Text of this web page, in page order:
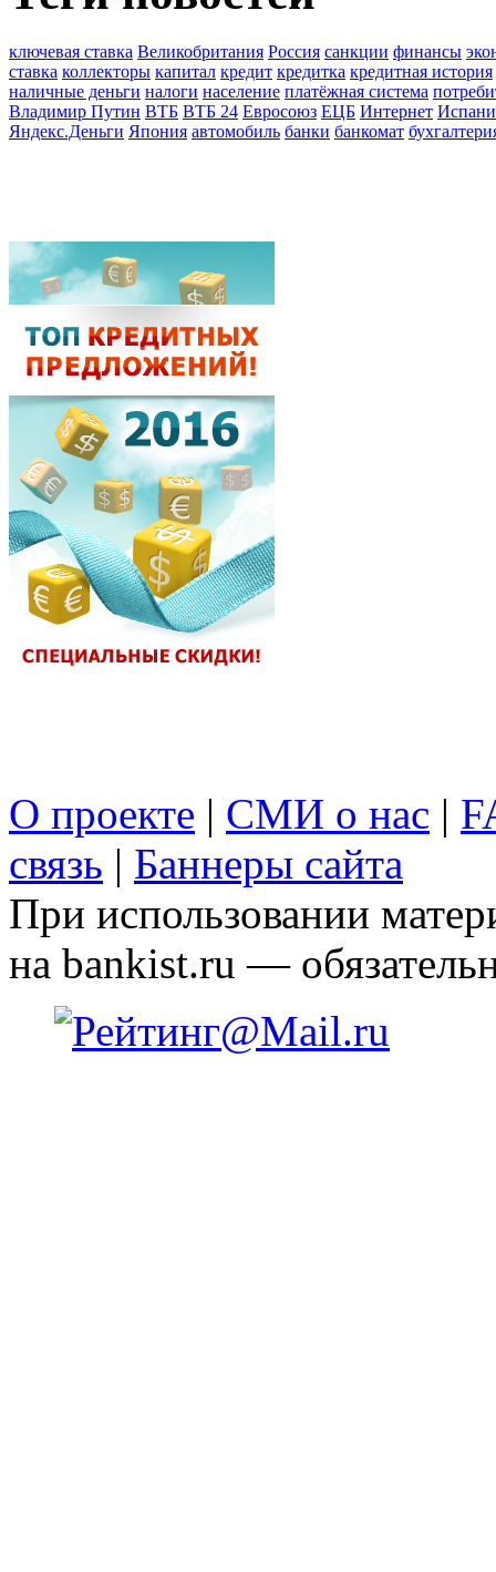
ключевая ставка Великобритания Россия санкции финансы
ставка коллекторы капитал кредит кредитка кредитная история
наличные деньги налоги население платёжная система
Владимир Путин ВТБ ВТБ 24 Евросоюз ЕЦБ Интернет
Яндекс.Деньги Япония автомобиль банки банкомат
О проекте | СМИ о нас |
связь | Баннеры сайта
При использовании
на bankist.ru —